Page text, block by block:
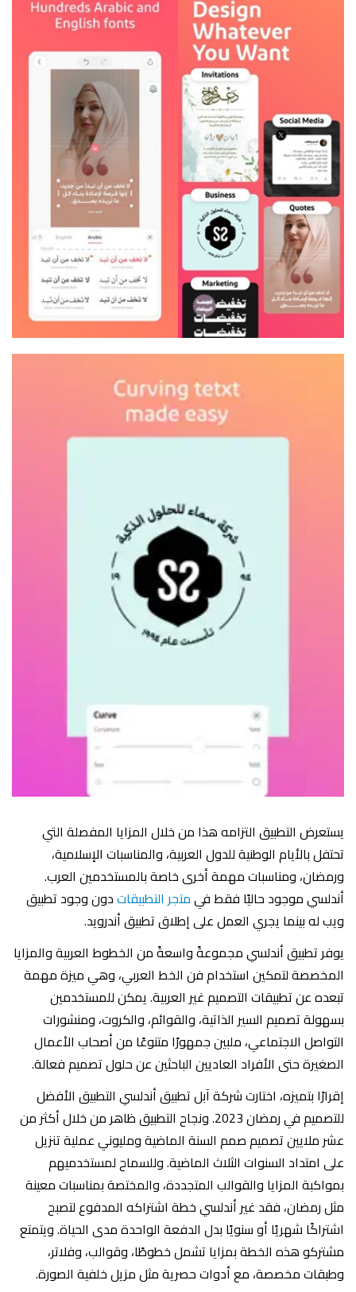
يستعرض التطبيق التزامه هذا من خلال المزايا المفصلة التي
تحتفل بالأيام الوطنية للدول العربية، والمناسبات الإسلامية،
ورمضان، ومناسبات مهمة أخرى خاصة بالمستخدمين العرب.
أندلسي موجود حاليًا فقط فيمتجر التطبيقاتدون وجود تطبيق
ويب له بينما يجري العمل على إطلاق تطبيق أندرويد.
يوفر تطبيق أندلسي مجموعةً واسعةً من الخطوط العربية والمزايا
المخصصة لتمكين استخدام فن الخط العربي، وهي ميزة مهمة
تبعده عن تطبيقات التصميم غير العربية. يمكن للمستخدمين
بسهولة تصميم السير الذاتية، والقوائم، والكروت، ومنشورات
التواصل الاجتماعي، ملبين جمهورًا متنوعًا من أصحاب الأعمال
الصغيرة حتى الأفراد العاديين الباحثين عن حلول تصميم فعالة.
إقرارًا بتميزه، اختارت شركة آبل تطبيق أندلسي التطبيق الأفضل
للتصميم في رمضان 2023. ونجاح التطبيق ظاهر من خلال أكثر من
عشر ملايين تصميم صمم السنة الماضية ومليوني عملية تنزيل
على امتداد السنوات الثلاث الماضية. وللسماح لمستخدميهم
بمواكبة المزايا والقوالب المتجددة، والمختصة بمناسبات معينة
مثل رمضان، فقد غير أندلسي خطة اشتراكه المدفوع لتصبح
اشتراكًا شهريًا أو سنويًا بدل الدفعة الواحدة مدى الحياة. ويتمتع
مشتركو هذه الخطة بمزايا تشمل خطوطًا، وقوالب، وفلاتر،
وطبقات مخصصة، مع أدوات حصرية مثل مزيل خلفية الصورة.